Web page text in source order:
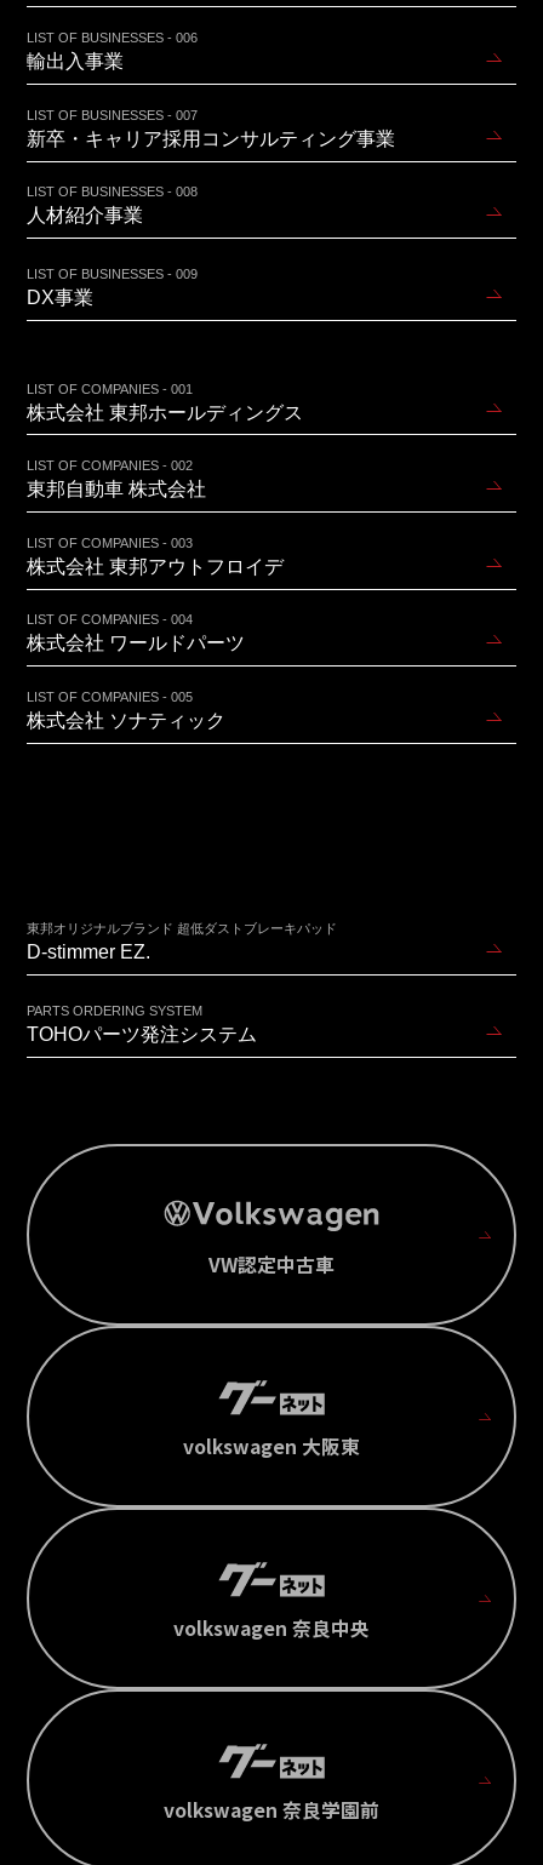
LIST OF BUSINESSES - 006
輸出入事業
LIST OF BUSINESSES - 007
新卒・キャリア採用コンサルティング事業
LIST OF BUSINESSES - 008
人材紹介事業
LIST OF BUSINESSES - 009
DX事業
LIST OF COMPANIES - 001
株式会社 東邦ホールディングス
LIST OF COMPANIES - 002
東邦自動車 株式会社
LIST OF COMPANIES - 003
株式会社 東邦アウトフロイデ
LIST OF COMPANIES - 004
株式会社 ワールドパーツ
LIST OF COMPANIES - 005
株式会社 ソナティック
東邦オリジナルブランド 超低ダストブレーキパッド
D-stimmer EZ.
PARTS ORDERING SYSTEM
TOHOパーツ発注システム
VW認定中古車
volkswagen 大阪東
volkswagen 奈良中央
volkswagen 奈良学園前